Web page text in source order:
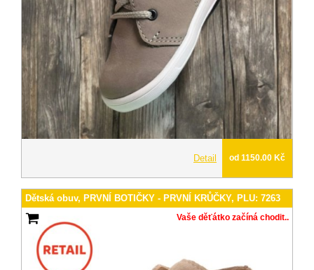
Detail od 1150.00 Kč
Dětská obuv, PRVNÍ BOTIČKY - PRVNÍ KRŮČKY, PLU: 7263
Vaše děťátko začíná chodit..